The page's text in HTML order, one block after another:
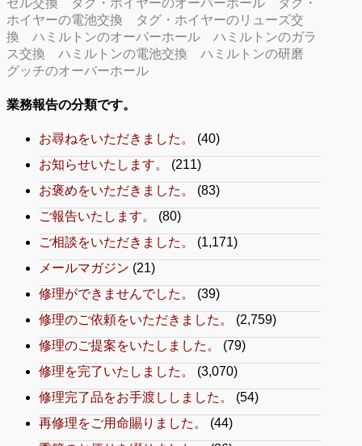
ホイヤーの電池交換
タグ・ホイヤーのリューズ交
換
ハミルトンのオーバーホール
ハミルトンのガラ
ス交換
ハミルトンの電池交換
ハミルトンの研磨
グッチのオーバーホール
業務報告の分類です。
お尋ねをいただきました。
(40)
お知らせいたします。
(211)
お褒めをいただきました。
(83)
ご報告いたします。
(80)
ご相談をいただきました。
(1,171)
メールマガジン (21)
修理ができませんでした。
(39)
修理のご依頼をいただきました。
(2,759)
修理のご提案をいたしました。
(79)
修理を完了いたしました。
(3,070)
修理完了品をお手渡ししました。
(54)
再修理をご用命賜りました。
(44)